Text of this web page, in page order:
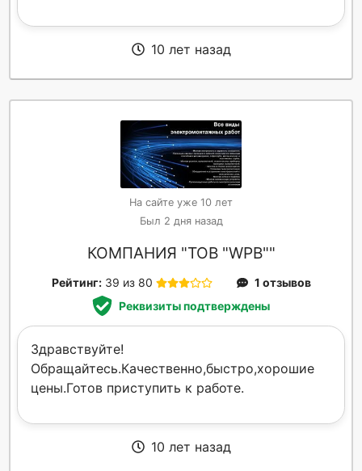
10 лет назад
На сайте уже 10 лет
Был 2 дня назад
КОМПАНИЯ "ТОВ "WPB""
Рейтинг: 39 из 80
1 отзывов
Реквизиты подтверждены
Здравствуйте!
Обращайтесь.Качественно,быстро,хорошие
цены.Готов приступить к работе.
10 лет назад